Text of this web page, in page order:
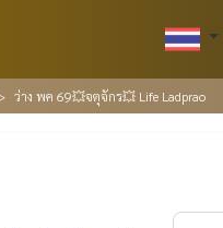
ว่าง พค 69💥จตุจักร💥 Life Ladprao